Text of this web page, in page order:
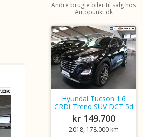
Andre brugte biler til salg hos
Autopunkt.dk
Hyundai Tucson 1.6
CRDi Trend SUV DCT 5d
kr 149.700
2018, 178.000 km